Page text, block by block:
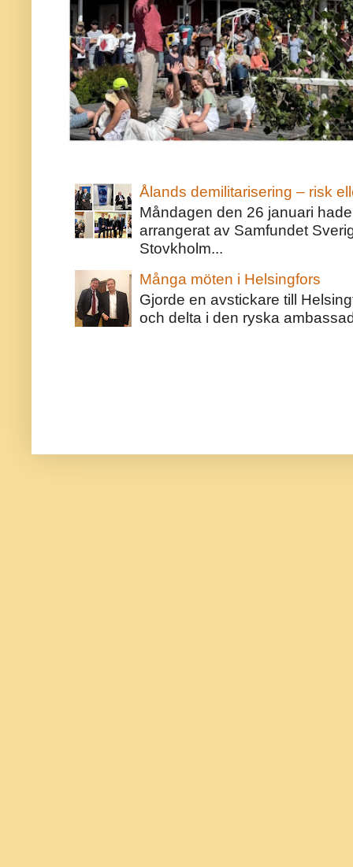
Ålands demilitarisering – risk
Måndagen den 26 januari
arrangerat av Samfundet
Stovkholm...
Många möten i Helsingfors
Gjorde en avstickare till
och delta i den ryska